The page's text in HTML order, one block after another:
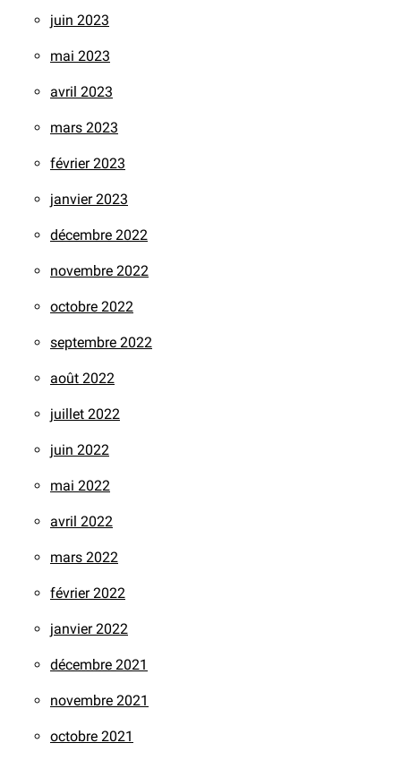
juin 2023
mai 2023
avril 2023
mars 2023
février 2023
janvier 2023
décembre 2022
novembre 2022
octobre 2022
septembre 2022
août 2022
juillet 2022
juin 2022
mai 2022
avril 2022
mars 2022
février 2022
janvier 2022
décembre 2021
novembre 2021
octobre 2021